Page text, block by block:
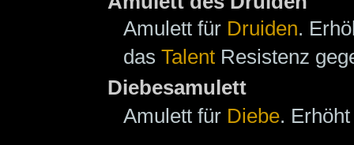
Amulett für Druiden.
das Talent Resistenz
Diebesamulett
Amulett für Diebe.